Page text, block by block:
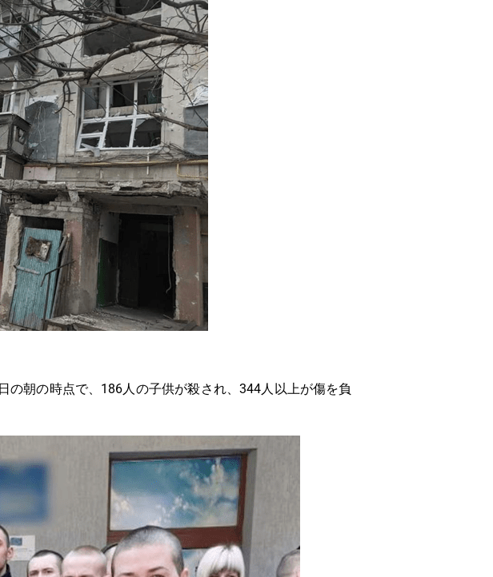
朝の時点で、186人の子供が殺され、344人以上が傷を負